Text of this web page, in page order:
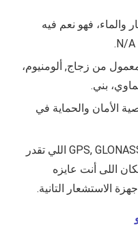
والماء، فهو نعم فيه
من زجاج, ألومنيوم،
بني.
الأمان والحماية في
ونظام ال GPS, GLONASS, GALILEO, BDS, QZSS اللي تقدر
اللى أنت عايزه
الاستشعار التانية.